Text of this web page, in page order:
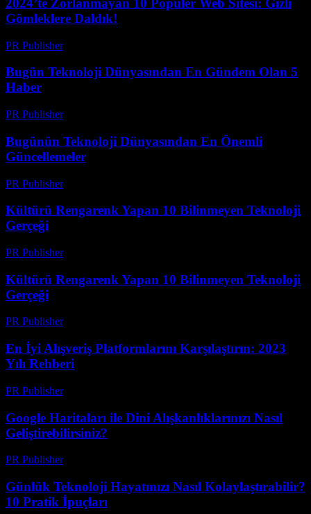
2024’te Zorlanmayan 10 Popüler Web Sitesi: Gizli
Gömleklere Daldık!
PR Publisher-
Bugün Teknoloji Dünyasından En Gündem Olan 5
Haber
PR Publisher-
Bugünün Teknoloji Dünyasından En Önemli
Güncellemeler
PR Publisher-
Kültürü Rengarenk Yapan 10 Bilinmeyen Teknoloji
Gerçeği
PR Publisher-
Kültürü Rengarenk Yapan 10 Bilinmeyen Teknoloji
Gerçeği
PR Publisher-
En İyi Alışveriş Platformlarını Karşılaştırın: 2023
Yılı Rehberi
PR Publisher-
Google Haritaları ile Dini Alışkanlıklarınızı Nasıl
Geliştirebilirsiniz?
PR Publisher-
Günlük Teknoloji Hayatınızı Nasıl Kolaylaştırabilir?
10 Pratik İpuçları